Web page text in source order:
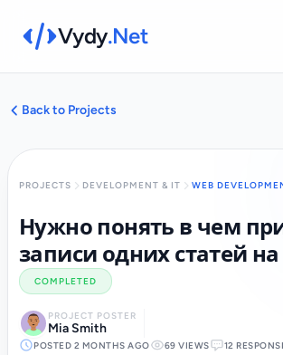
Vydy.Net
Back to Projects
PROJECTS DEVELOPMENT & IT WEB
Нужно понять в чем
записи одних статей
COMPLETED
PROJECT POSTER
Mia Smith
POSTED 2 MONTHS AGO 69 VIEWS 12